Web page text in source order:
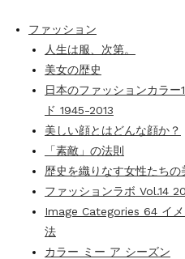
ファッション
人生は服、次第。
美女の歴史
日本のファッションカラ
ド 1945-2013
美しい顔とはどんな顔か？
「素敵」の法則
歴史を織りなす女性たちの
ファッションラボ Vol.14
Image Categories 64 イ
法
カラー ミー ア シーズン